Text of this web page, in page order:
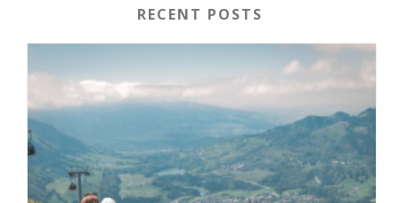
RECENT POSTS